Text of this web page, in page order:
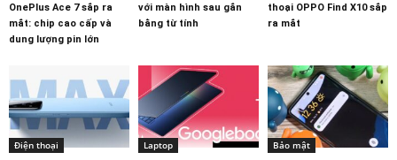
OnePlus Ace 7 sắp ra
mắt: chip cao cấp và
dung lượng pin lớn
với màn hình sau gắn
bằng từ tính
thoại OPPO Find X10 sắp
ra mắt
Điện thoại Laptop Bảo mật